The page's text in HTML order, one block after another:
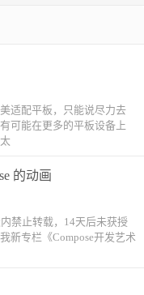
适配平板，只能说尽力去
可能在更多的平板设备上
的动画
禁止转载，14天后未获授
新专栏《Compose开发艺术